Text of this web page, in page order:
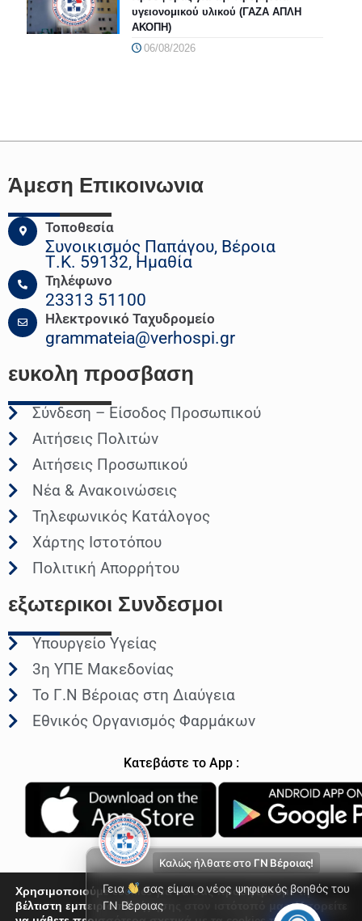
υγειονομικού υλικού (ΓΑΖΑ ΑΠΛΗ
ΑΚΟΠΗ)
06/08/2026
Άμεση Επικοινωνια
Τοποθεσία
Συνοικισμός Παπάγου, Βέροια
Τ.Κ. 59132, Ημαθία
Τηλέφωνο
23313 51100
Ηλεκτρονικό Ταχυδρομείο
grammateia@verhospi.gr
ευκολη προσβαση
Σύνδεση – Είσοδος Προσωπικού
Αιτήσεις Πολιτών
Αιτήσεις Προσωπικού
Νέα & Ανακοινώσεις
Τηλεφωνικός Κατάλογος
Χάρτης Ιστοτόπου
Πολιτική Απορρήτου
εξωτερικοι Συνδεσμοι
Υπουργείο Υγείας
3η ΥΠΕ Μακεδονίας
Το Γ.Ν Βέροιας στη Διαύγεια
Εθνικός Οργανισμός Φαρμάκων
Κατεβάστε το App :
Καλώς ήλθατε στο ΓΝ Βέροιας!
Γεια
σας είμαι ο νέος ψηφιακός βοηθός του
ΓΝ Βέροιας
Χρησιμοποιούμε cookies για να σας προσφέρουμε τη
βέλτιστη εμπειρία πλοήγησης στον ιστότοπό μας. Μπορείτε